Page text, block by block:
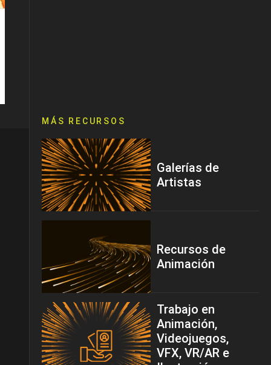
MÁS RECURSOS
Galerías de
Artistas
Recursos de
Animación
Trabajo en
Animación,
Videojuegos,
VFX, VR/AR e